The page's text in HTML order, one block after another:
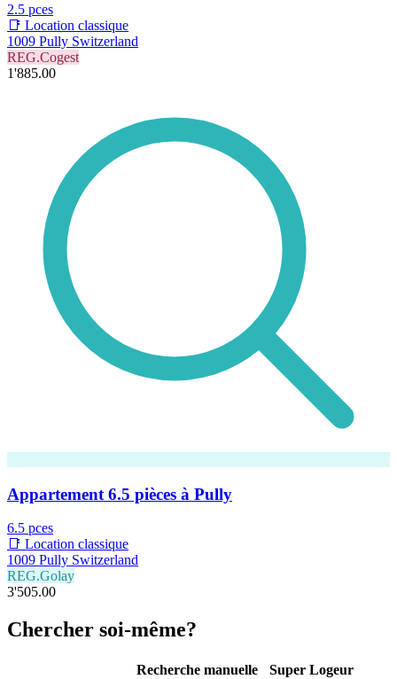
2.5 pces
📑 Location classique
1009 Pully Switzerland
REG.Cogest
1'885.00
Appartement 6.5 pièces à Pully
6.5 pces
📑 Location classique
1009 Pully Switzerland
REG.Golay
3'505.00
Chercher soi-même?
Recherche manuelle
Super Logeur